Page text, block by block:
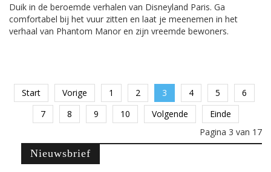
Duik in de beroemde verhalen van Disneyland Paris. Ga
comfortabel bij het vuur zitten en laat je meenemen in het
verhaal van Phantom Manor en zijn vreemde bewoners.
Start Vorige 1 2 3 4 5
6
7
8 9 10 Volgende
Einde
Pagina 3 van 17
Nieuwsbrief